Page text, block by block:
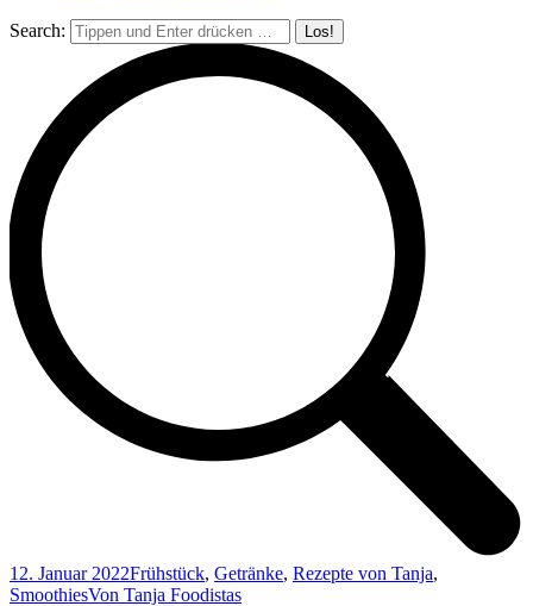
Search:
12. Januar 2022Frühstück, Getränke, Rezepte von Tanja,
SmoothiesVon Tanja Foodistas